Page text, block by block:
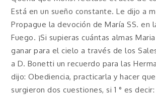
Está en un sueño constante. Le dijo a
Propague la devoción de María SS. en
Fuego. ¡Si supieras cuántas almas
ganar para el cielo a través de los
a D. Bonetti un recuerdo para las
dijo: Obediencia, practicarla y hacer
surgieron dos cuestiones, si 1 ° es